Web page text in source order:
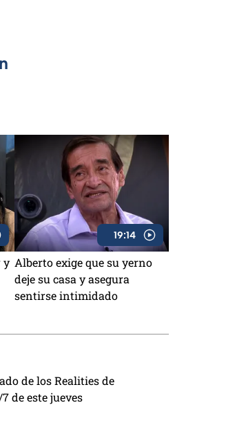
y
19:14
Alberto exige que su yerno
deje su casa y asegura
sentirse intimidado
de los Realities de
de este jueves